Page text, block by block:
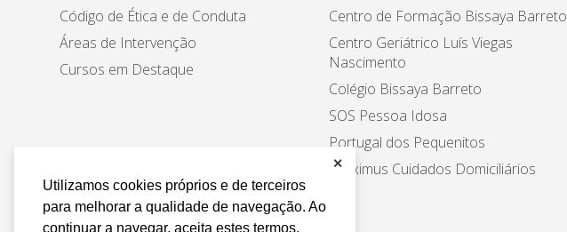
Utilizamos cookies próprios e de terceiros
para melhorar a qualidade de navegação. Ao
continuar a navegar, aceita estes termos.
✕
Código de Ética e de Conduta
Áreas de Intervenção
Cursos em Destaque
Centro de Formação Bissaya Barreto
Centro Geriátrico Luís Viegas
Nascimento
Colégio Bissaya Barreto
SOS Pessoa Idosa
Portugal dos Pequenitos
Proximus Cuidados Domiciliários